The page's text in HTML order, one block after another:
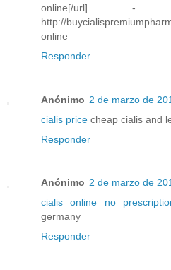
online[/url]
http://
online
Responder
Anónimo 2 de marzo de
cialis price cheap cialis and
Responder
Anónimo 2 de marzo de
cialis online no
germany
Responder